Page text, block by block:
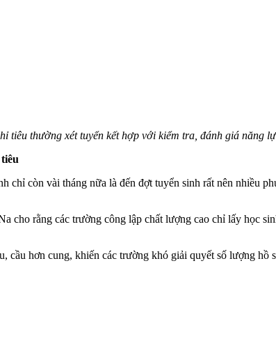
tiêu thường xét tuyển kết hợp với kiểm tra, đánh giá năng
chỉ còn vài tháng nữa là đến đợt tuyển sinh rất nên nhiều
cho rằng các trường công lập chất lượng cao chỉ lấy học
cầu hơn cung, khiến các trường khó giải quyết số lượng hồ